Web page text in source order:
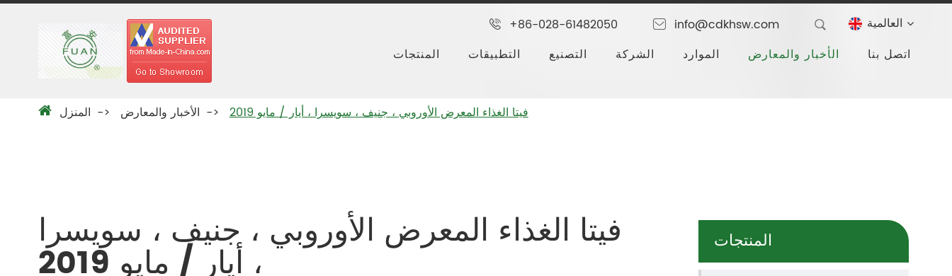
+86-028-61482050 info@cdkhsw.com
العالمية
المنتجات
التطبيقات التصنيع الشركة الموارد الأخبار والمعارض اتصل بنا
المنزل الأخبار والمعارض فيتا الغذاء المعرض الأوروبي ، جنيف ، سويسرا ، أيار / مايو 2019
فيتا الغذاء المعرض الأوروبي ، جنيف ، سويسرا
، أيار / مايو 2019 المنتجات